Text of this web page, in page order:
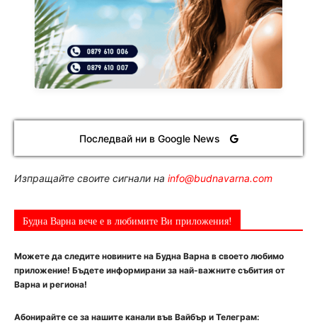
Последвай ни в Google News
Изпращайте своите сигнали на info@budnavarna.com
Будна Варна вече е в любимите Ви приложения!
Можете да следите новините на Будна Варна в своето любимо
приложение! Бъдете информирани за най-важните събития от
Варна и региона!
Абонирайте се за нашите канали във Вайбър и Телеграм: